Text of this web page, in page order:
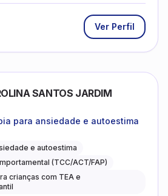
Ver Perfil
SANTOS JARDIM
para ansiedade e autoestima
e autoestima
(TCC/ACT/FAP)
crianças com TEA e